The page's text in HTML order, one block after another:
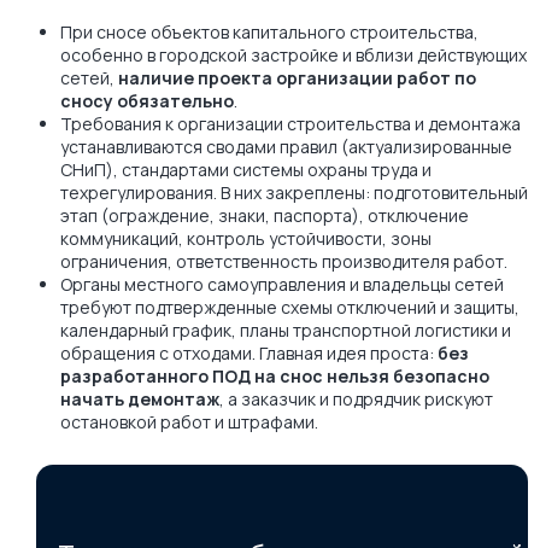
При сносе объектов капитального строительства,
особенно в городской застройке и вблизи действующих
сетей, наличие проекта организации работ по
сносу обязательно.
Требования к организации строительства и демонтажа
устанавливаются сводами правил (актуализированные
СНиП), стандартами системы охраны труда и
техрегулирования. В них закреплены: подготовительный
этап (ограждение, знаки, паспорта), отключение
коммуникаций, контроль устойчивости, зоны
ограничения, ответственность производителя работ.
Органы местного самоуправления и владельцы сетей
требуют подтвержденные схемы отключений и защиты,
календарный график, планы транспортной логистики и
обращения с отходами. Главная идея проста: без
разработанного ПОД на снос нельзя безопасно
начать демонтаж, а заказчик и подрядчик рискуют
остановкой работ и штрафами.